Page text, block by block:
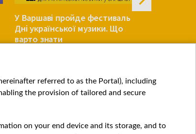
У Варшаві пройде фестиваль
Дні української музики. Що
варто знати
referred to as the Portal), including
the provision of tailored and secure
on your end device and its storage, and to